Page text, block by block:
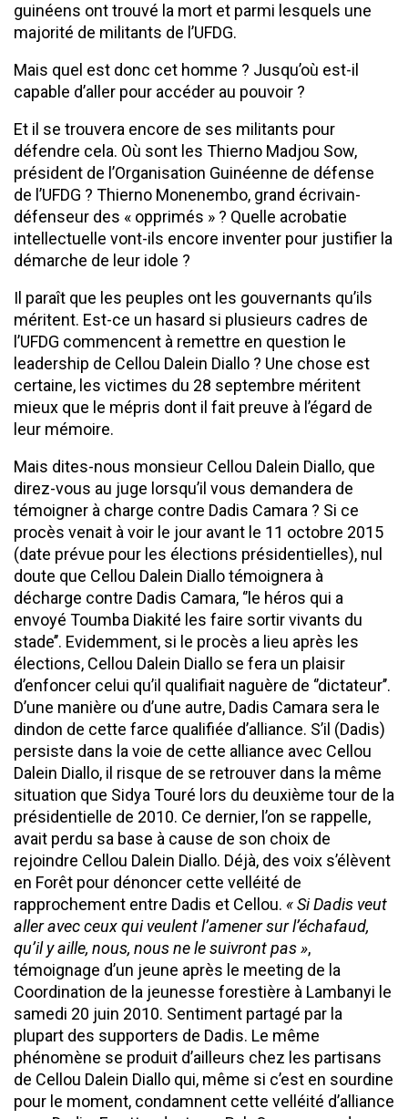
guinéens ont trouvé la mort et parmi lesquels une
majorité de militants de l’UFDG.
Mais quel est donc cet homme ? Jusqu’où est-il
capable d’aller pour accéder au pouvoir ?
Et il se trouvera encore de ses militants pour
défendre cela. Où sont les Thierno Madjou Sow,
président de l’Organisation Guinéenne de défense
de l’UFDG ? Thierno Monenembo, grand écrivain-
défenseur des « opprimés » ? Quelle acrobatie
intellectuelle vont-ils encore inventer pour justifier la
démarche de leur idole ?
Il paraît que les peuples ont les gouvernants qu’ils
méritent. Est-ce un hasard si plusieurs cadres de
l’UFDG commencent à remettre en question le
leadership de Cellou Dalein Diallo ? Une chose est
certaine, les victimes du 28 septembre méritent
mieux que le mépris dont il fait preuve à l’égard de
leur mémoire.
Mais dites-nous monsieur Cellou Dalein Diallo, que
direz-vous au juge lorsqu’il vous demandera de
témoigner à charge contre Dadis Camara ? Si ce
procès venait à voir le jour avant le 11 octobre 2015
(date prévue pour les élections présidentielles), nul
doute que Cellou Dalein Diallo témoignera à
décharge contre Dadis Camara, ‘’le héros qui a
envoyé Toumba Diakité les faire sortir vivants du
stade’’. Evidemment, si le procès a lieu après les
élections, Cellou Dalein Diallo se fera un plaisir
d’enfoncer celui qu’il qualifiait naguère de ‘’dictateur’’.
D’une manière ou d’une autre, Dadis Camara sera le
dindon de cette farce qualifiée d’alliance. S’il (Dadis)
persiste dans la voie de cette alliance avec Cellou
Dalein Diallo, il risque de se retrouver dans la même
situation que Sidya Touré lors du deuxième tour de la
présidentielle de 2010. Ce dernier, l’on se rappelle,
avait perdu sa base à cause de son choix de
rejoindre Cellou Dalein Diallo. Déjà, des voix s’élèvent
en Forêt pour dénoncer cette velléité de
rapprochement entre Dadis et Cellou. « Si Dadis veut
aller avec ceux qui veulent l’amener sur l’échafaud,
qu’il y aille, nous, nous ne le suivront pas »,
témoignage d’un jeune après le meeting de la
Coordination de la jeunesse forestière à Lambanyi le
samedi 20 juin 2010. Sentiment partagé par la
plupart des supporters de Dadis. Le même
phénomène se produit d’ailleurs chez les partisans
de Cellou Dalein Diallo qui, même si c’est en sourdine
pour le moment, condamnent cette velléité d’alliance